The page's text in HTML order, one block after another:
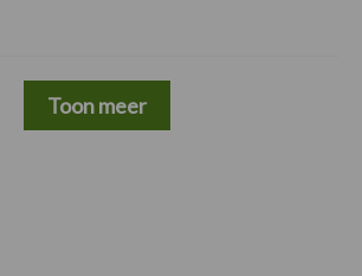
Toon meer